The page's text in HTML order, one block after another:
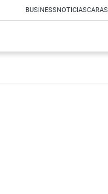
BUSINESSNOTICIASCARAS